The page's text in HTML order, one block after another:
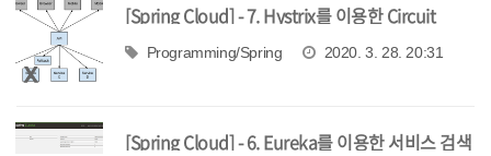
[Spring Cloud] - 7. Hystrix를 이용한 Circuit
Breaker (기본편)
Programming/Spring 2020. 3. 28. 20:31
[Spring Cloud] - 6. Eureka를 이용한 서비스 검색